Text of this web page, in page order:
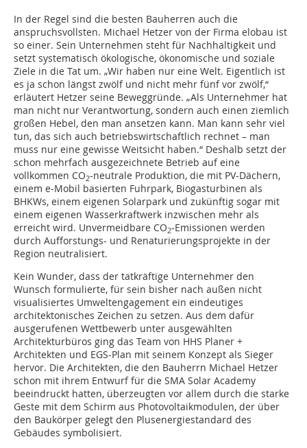
In der Regel sind die besten Bauherren auch die
anspruchsvollsten. Michael Hetzer von der Firma elobau ist
so einer. Sein Unternehmen steht für Nachhaltigkeit und
setzt systematisch ökologische, ökonomische und soziale
Ziele in die Tat um. „Wir haben nur eine Welt. Eigentlich ist
es ja schon längst zwölf und nicht mehr fünf vor zwölf,“
erläutert Hetzer seine Beweggründe. „Als Unternehmer hat
man nicht nur Verantwortung, sondern auch einen ziemlich
großen Hebel, den man ansetzen kann. Man kann sehr viel
tun, das sich auch betriebswirtschaftlich rechnet – man
muss nur eine gewisse Weitsicht haben.“ Deshalb setzt der
schon mehrfach ausgezeichnete Betrieb auf eine
vollkommen CO2-neutrale Produktion, die mit PV-Dächern,
einem e-Mobil basierten Fuhrpark, Biogasturbinen als
BHKWs, einem eigenen Solarpark und zukünftig sogar mit
einem eigenen Wasserkraftwerk inzwischen mehr als
erreicht wird. Unvermeidbare CO2-Emissionen werden
durch Aufforstungs- und Renaturierungsprojekte in der
Region neutralisiert.
Kein Wunder, dass der tatkräftige Unternehmer den
Wunsch formulierte, für sein bisher nach außen nicht
visualisiertes Umweltengagement ein eindeutiges
architektonisches Zeichen zu setzen. Aus dem dafür
ausgerufenen Wettbewerb unter ausgewählten
Architekturbüros ging das Team von HHS Planer +
Architekten und EGS-Plan mit seinem Konzept als Sieger
hervor. Die Architekten, die den Bauherrn Michael Hetzer
schon mit ihrem Entwurf für die SMA Solar Academy
beeindruckt hatten, überzeugten vor allem durch die starke
Geste mit dem Schirm aus Photovoltaikmodulen, der über
den Baukörper gelegt den Plusenergiestandard des
Gebäudes symbolisiert.